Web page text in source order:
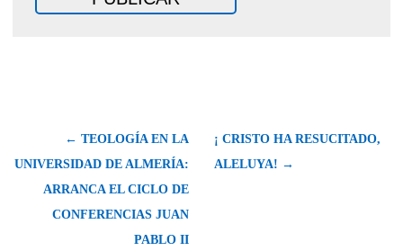
← TEOLOGÍA EN LA
UNIVERSIDAD DE ALMERÍA:
ARRANCA EL CICLO DE
CONFERENCIAS JUAN
PABLO II
¡ CRISTO HA RESUCITADO,
ALELUYA! →